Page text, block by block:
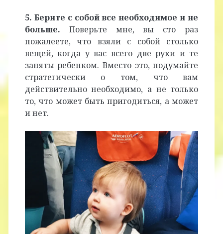
5. Берите с собой все необходимое и не
больше. Поверьте мне, вы сто раз
пожалеете, что взяли с собой столько
вещей, когда у вас всего две руки и те
заняты ребенком. Вместо это, подумайте
стратегически о том, что вам
действительно необходимо, а не только
то, что может быть пригодиться, а может
и нет.